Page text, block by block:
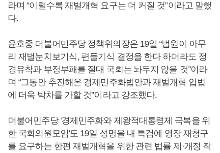
라며 “이럴수록 재벌개혁 요구는 더 커질 것”이라고 말했
다.
윤호중 더불어민주당 정책위의장은 19일 “법원이 아무
리 재벌눈치보기식, 편들기식 결정을 한다 하더라도 정
경유착과 부정부패를 절대 국회는 놔두지 않을 것”이라
며 “그동안 추진해온 경제민주화법안과 재벌개혁 입법
에 더욱 박차를 가할 것”이라고 강조했다.
더불어민주당 '경제민주화와 제왕적대통령제 극복을 위
한 국회의원모임'도 19일 성명을 내 특검에 영장 재청구
를 요구하는 한편 재벌개혁을 위한 관련 법률 제·개정 작